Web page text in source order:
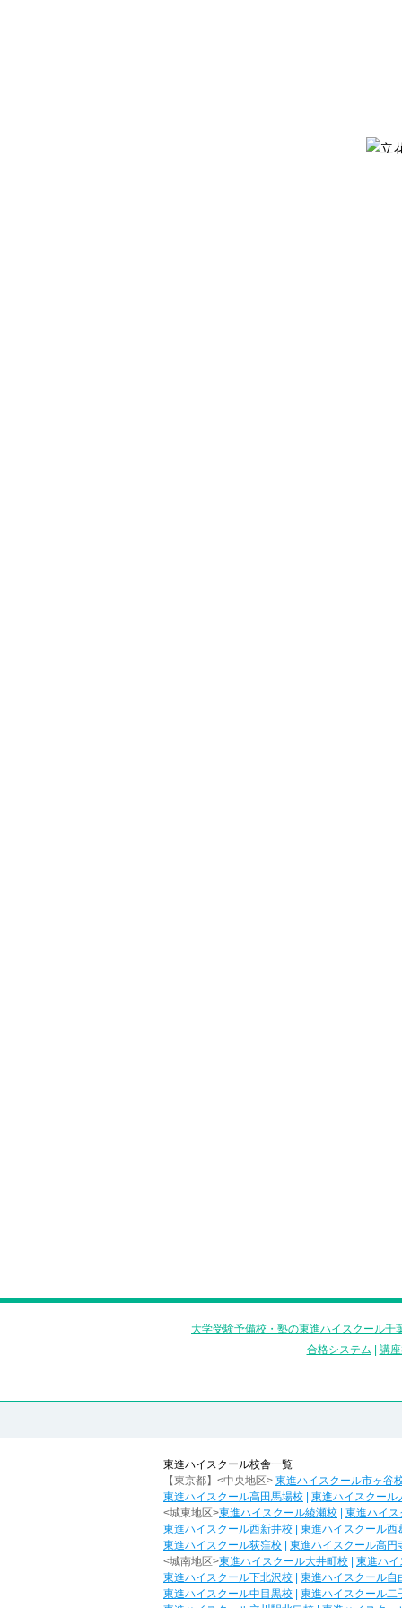
大学受験予備校・塾の東進ハイスクール千
合格システム
講
東進ハイスクール校舎一覧
【東京都】<中央地区> 東進ハイスクール市ヶ谷
東進ハイスクール高田馬場校
東進ハイスクール
<城東地区>東進ハイスクール綾瀬校 東進ハイ
東進ハイスクール西新井校
東進ハイスクール西
東進ハイスクール荻窪校
東進ハイスクール高円
<城南地区>東進ハイスクール大井町校 東進ハイ
東進ハイスクール下北沢校
東進ハイスクール自
東進ハイスクール中目黒校
東進ハイスクール二